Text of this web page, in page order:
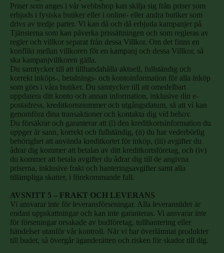
Priser som anges i vår webbshop kan skilja sig från priser som
erbjuds i fysiska butiker eller i online- eller andra butiker som
drivs av tredje parter. Vi kan då och då erbjuda kampanjer på
Tjänsterna som kan påverka prissättningen och som regleras av
regler och villkor separat från dessa Villkor. Om det finns en
konflikt mellan villkoren för en kampanj och dessa Villkor, så
ska kampanjvillkoren gälla.
Du samtycker till att tillhandahålla aktuell, fullständig och
korrekt inköps-, betalnings- och kontoinformation för alla inköp
som görs i våra butiker. Du samtycker till att omedelbart
uppdatera ditt konto och annan information, inklusive din e-
postadress, kreditkortsnummer och utgångsdatum, så att vi kan
genomföra dina transaktioner och kontakta dig vid behov.
Du försäkrar och garanterar att (i) den kreditkortsinformation du
uppger är sann, korrekt och fullständig, (ii) du har vederbörlig
behörighet att använda kreditkortet för inköp, (iii) avgifter du
ådrar dig kommer att betalas av ditt kreditkortsföretag, och (iv)
du kommer att betala avgifter du ådrar dig till de angivna
priserna, inklusive frakt och hanteringsavgifter samt alla
tillämpliga skatter, i förekommande fall.
AVSNITT 5 – FRAKT OCH LEVERANS
Vi ansvarar inte för leveransförseningar. Alla leveranstider är
endast uppskattningar och kan inte garanteras. Vi ansvarar inte
för förseningar orsakade av budföretag, tullhantering eller
händelser utanför vår kontroll. När vi har överlämnat produkter
till budet, så övergår äganderätten och risken för skador till dig.